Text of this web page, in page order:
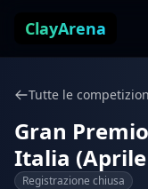
ClayArena
Tutte le
Gran
Italia (Aprile
Registrazione chiusa